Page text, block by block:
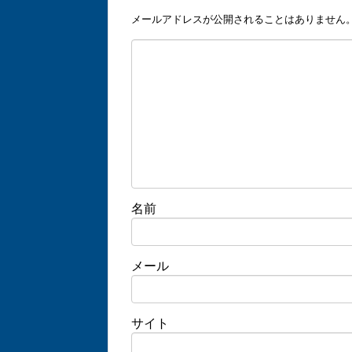
メールアドレスが公開されることはありません
名前
メール
サイト